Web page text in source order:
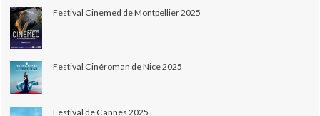
Festival Cinemed de Montpellier 2025
Festival Cinéroman de Nice 2025
Festival de Cannes 2025